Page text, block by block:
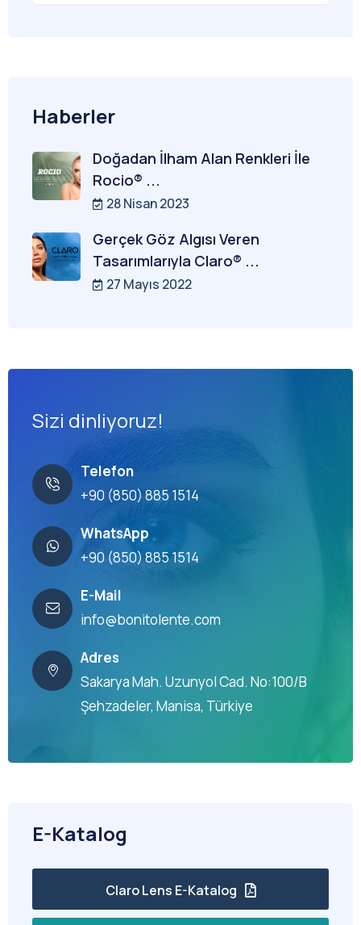
Haberler
Doğadan İlham Alan Renkleri İle
Rocio® ...
28 Nisan 2023
Gerçek Göz Algısı Veren
Tasarımlarıyla Claro® ...
27 Mayıs 2022
Sizi dinliyoruz!
Telefon
+90 (850) 885 1514
WhatsApp
+90 (850) 885 1514
E-Mail
info@bonitolente.com
Adres
Sakarya Mah. Uzunyol Cad. No:100/B
Şehzadeler, Manisa, Türkiye
E-Katalog
Claro Lens E-Katalog